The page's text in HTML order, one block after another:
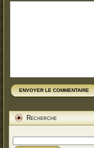
ENVOYER LE COMMENTAIRE
Recherche